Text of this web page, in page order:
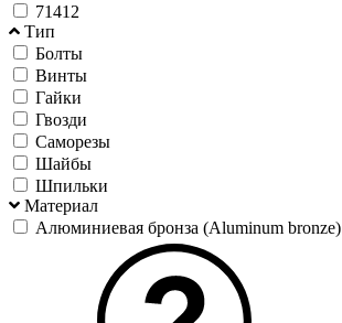
71412
Тип
Болты
Винты
Гайки
Гвозди
Саморезы
Шайбы
Шпильки
Материал
Алюминиевая бронза (Aluminum bronze)